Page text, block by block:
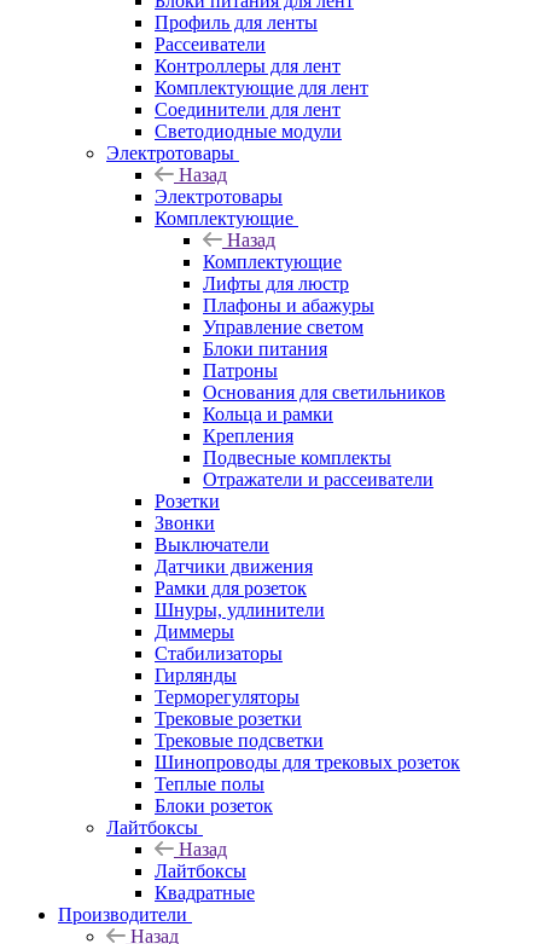
Профиль для ленты
Рассеиватели
Контроллеры для лент
Комплектующие для лент
Соединители для лент
Светодиодные модули
Электротовары
Назад
Электротовары
Комплектующие
Назад
Комплектующие
Лифты для люстр
Плафоны и абажуры
Управление светом
Блоки питания
Патроны
Основания для светильников
Кольца и рамки
Крепления
Подвесные комплекты
Отражатели и рассеиватели
Розетки
Звонки
Выключатели
Датчики движения
Рамки для розеток
Шнуры, удлинители
Диммеры
Стабилизаторы
Гирлянды
Терморегуляторы
Трековые розетки
Трековые подсветки
Шинопроводы для трековых розеток
Теплые полы
Блоки розеток
Лайтбоксы
Назад
Лайтбоксы
Квадратные
Производители
Назад